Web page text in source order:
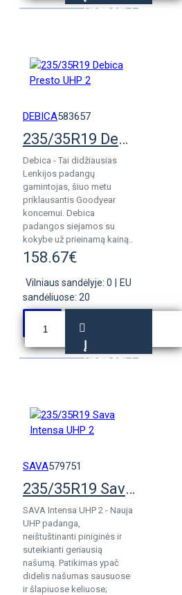
KREPŠELĮ
DEBICA583657
235/35R19 Debica Presto UHP 2
Debica - Tai didžiausias
Lenkijos padangų
gamintojas, šiuo metu
priklausantis Goodyear
koncernui. Debica
padangos siejamos su
kokybe už prieinamą kainą..
158.67€
Vilniaus sandėlyje: 0
EU
sandėliuose: 20
Į
KREPŠELĮ
SAVA579751
235/35R19 Sava Intensa UHP 2
SAVA Intensa UHP 2 - Nauja
UHP padanga,
neištuštinanti piniginės ir
suteikianti geriausią
našumą. Patikimas ypač
didelis našumas sausuose
ir šlapiuose keliuose;